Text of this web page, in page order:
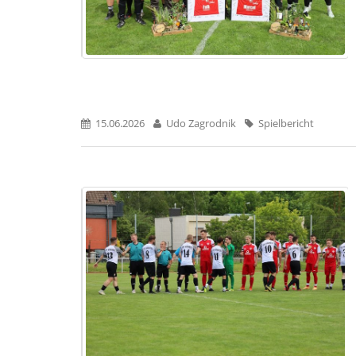
15.06.2026 Udo Zagrodnik Spielbericht